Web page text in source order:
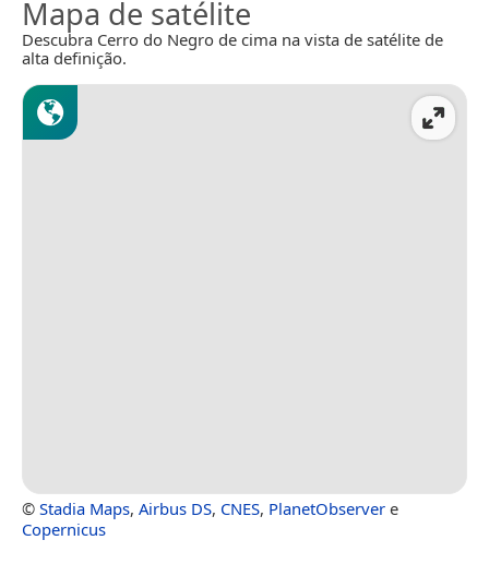
Mapa de satélite
Descubra Cerro do Negro de cima na vista de satélite de
alta definição.
© Stadia Maps, Airbus DS, CNES, PlanetObserver e
Copernicus